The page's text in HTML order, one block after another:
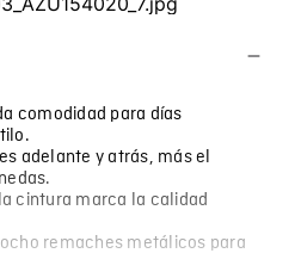
comodidad para días
adelante y atrás, más el
cintura marca la calidad
remaches metálicos para